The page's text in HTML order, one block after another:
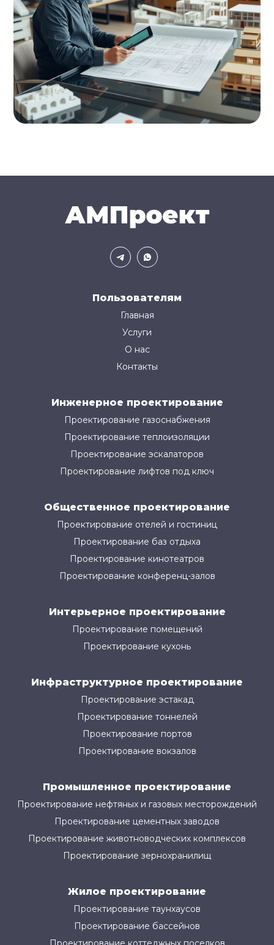
Пользователям
Главная
Услуги
О нас
Контакты
Инженерное проектирование
Проектирование газоснабжения
Проектирование теплоизоляции
Проектирование эскалаторов
Проектирование лифтов под ключ
Общественное проектирование
Проектирование отелей и гостиниц
Проектирование баз отдыха
Проектирование кинотеатров
Проектирование конференц-залов
Интерьерное проектирование
Проектирование помещений
Проектирование кухонь
Инфраструктурное проектирование
Проектирование эстакад
Проектирование тоннелей
Проектирование портов
Проектирование вокзалов
Промышленное проектирование
Проектирование нефтяных и газовых месторождений
Проектирование цементных заводов
Проектирование животноводческих комплексов
Проектирование зернохранилищ
Жилое проектирование
Проектирование таунхаусов
Проектирование бассейнов